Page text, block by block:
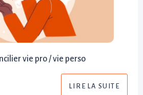
vie pro / vie perso
LIRE LA SUITE